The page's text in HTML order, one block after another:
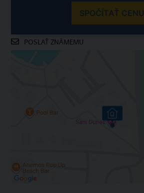
SPOČÍTAŤ CENU
POSLAŤ ZNÁMEMU